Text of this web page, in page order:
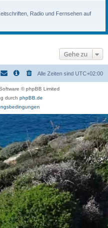
Radio und Fernsehen auf
Gehe zu
Alle Zeiten sind UTC+02:00
© phpBB Limited
durch phpBB.de